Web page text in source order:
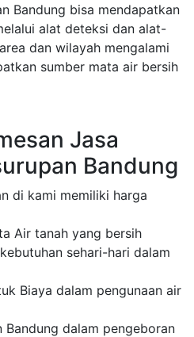
Bandung bisa mendapatkan
alat deteksi dan alat-
dan wilayah mengalami
sumber mata air bersih
Jasa
Bandung
di kami memiliki harga
Air tanah yang bersih
sehari-hari dalam
Biaya dalam pengunaan air
dalam pengeboran